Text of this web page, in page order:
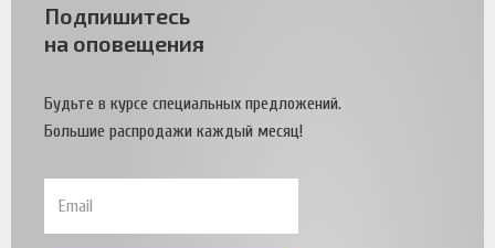
Подпишитесь
на оповещения
Будьте в курсе специальных предложений.
Большие распродажи каждый месяц!